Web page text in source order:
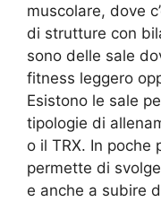
muscolare, dove
di strutture con
sono delle sale
fitness leggero
Esistono le sale
tipologie di
o il TRX. In poche
permette di
e anche a subire